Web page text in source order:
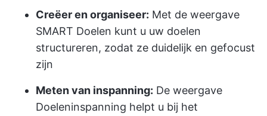
Creëer en organiseer: Met de weergave
SMART Doelen kunt u uw doelen
structureren, zodat ze duidelijk en gefocust
zijn
Meten van inspanning: De weergave
Doeleninspanning helpt u bij het